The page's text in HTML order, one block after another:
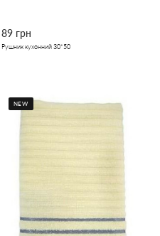
89 грн
Рушник кухонний 30*50
NEW